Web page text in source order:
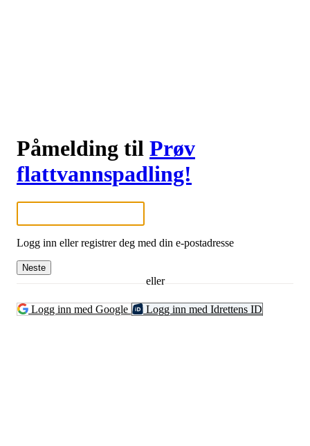
Påmelding til Prøv
flattvannspadling!
Logg inn eller registrer deg med din e-postadresse
Neste
eller
Logg inn med Google Logg inn med Idrettens ID